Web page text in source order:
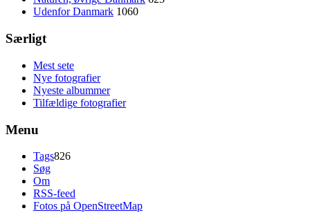
Udenfor Danmark 1060
Særligt
Mest sete
Nye fotografier
Nyeste albummer
Tilfældige fotografier
Menu
Tags826
Søg
Om
RSS-feed
Fotos på OpenStreetMap